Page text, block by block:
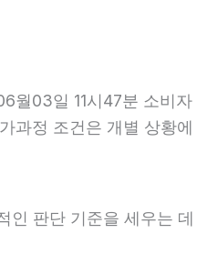
월03일 11시47분 소비자
과정 조건은 개별 상황에
인 판단 기준을 세우는 데